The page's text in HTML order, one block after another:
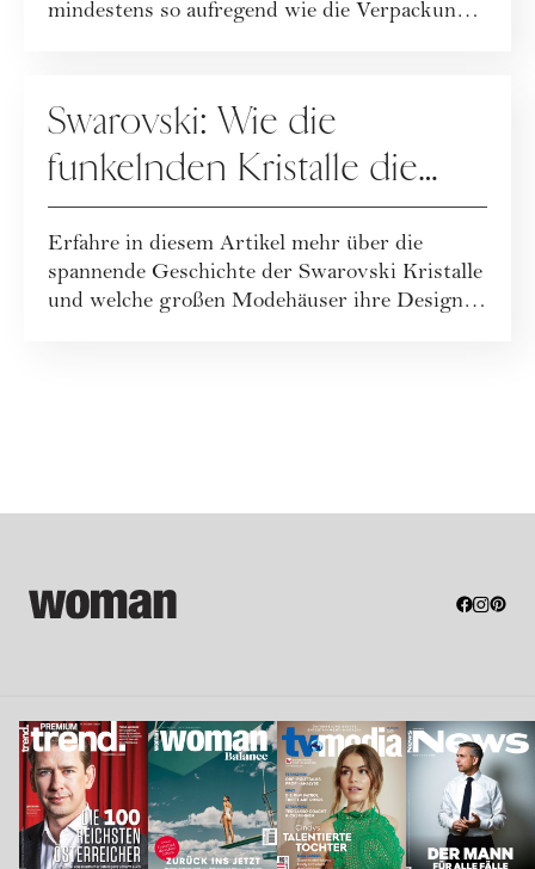
mindestens so aufregend wie die Verpackung,
Swarovski: Wie die
funkelnden Kristalle die
Modewelt eroberten
Erfahre in diesem Artikel mehr über die
spannende Geschichte der Swarovski Kristalle
und welche großen Modehäuser ihre Designs